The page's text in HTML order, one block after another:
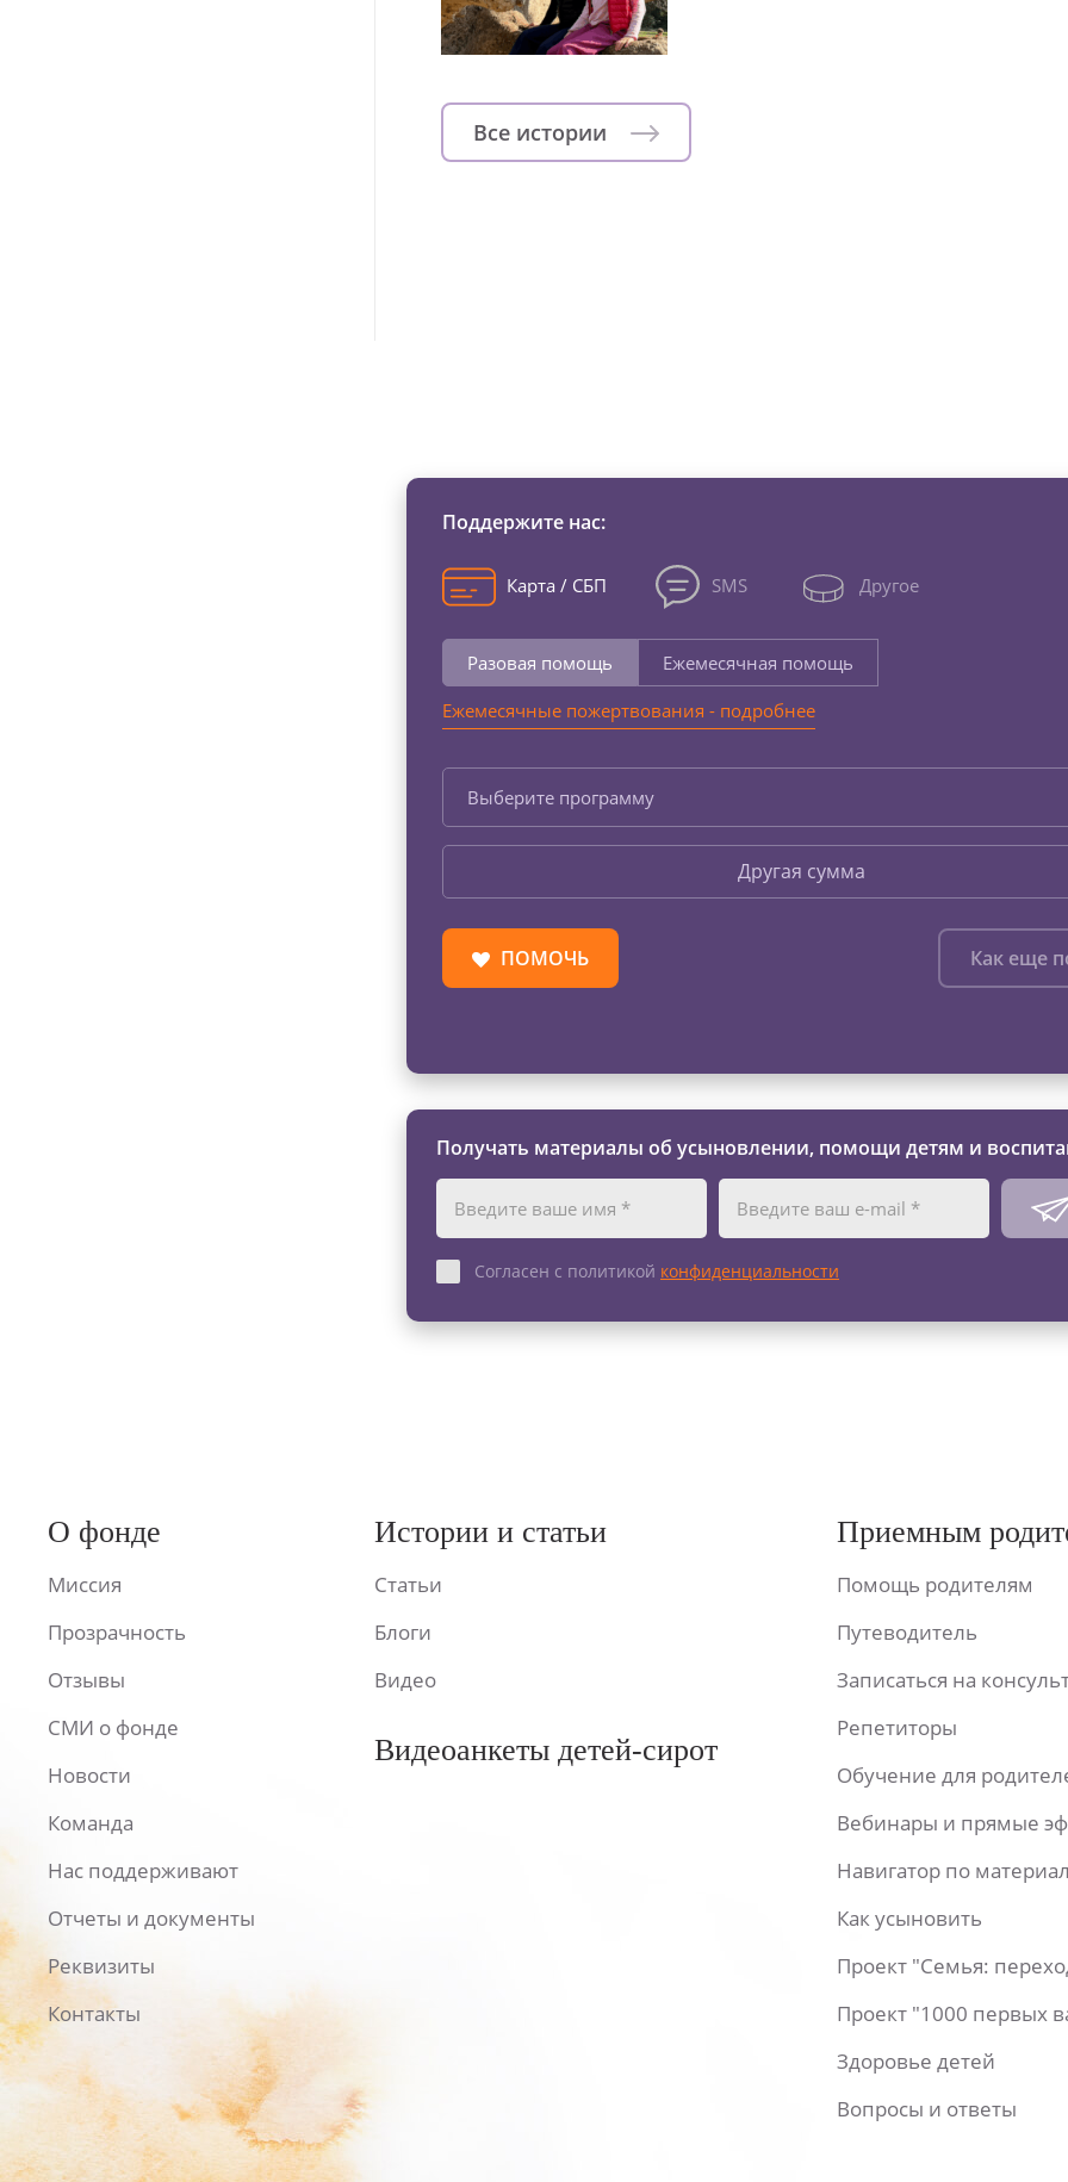
Все истории
Поддержите нас:
Карта / СБП SMS Другое
Разовая помощь
Ежемесячная помощь
Ежемесячные пожертвования - подробнее
Выберите программу
Другая сумма
ПОМОЧЬ Как еще
Получать материалы об усыновлении, помощи детям и
Согласен с политикой конфиденциальности
О фонде
Миссия
Прозрачность
Отзывы
СМИ о фонде
Новости
Команда
Нас поддерживают
Отчеты и документы
Реквизиты
Контакты
Истории и статьи
Статьи
Блоги
Видео
Видеоанкеты детей-сирот
Приемным
Помощь родителям
Путеводитель
Записаться на
Репетиторы
Обучение для
Вебинары и прямые
Навигатор по
Как усыновить
Проект "Семья:
Проект "1000 первых
Здоровье детей
Вопросы и ответы